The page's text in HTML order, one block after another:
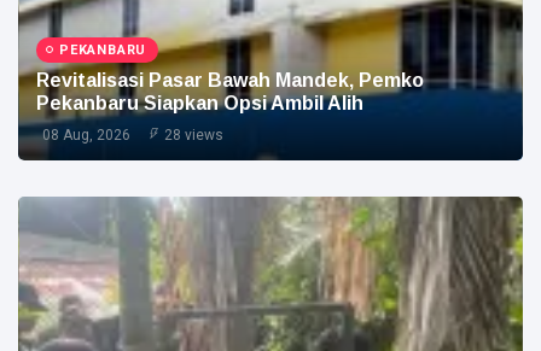
PEKANBARU
Revitalisasi Pasar Bawah Mandek, Pemko
Pekanbaru Siapkan Opsi Ambil Alih
08 Aug, 2026 28 views